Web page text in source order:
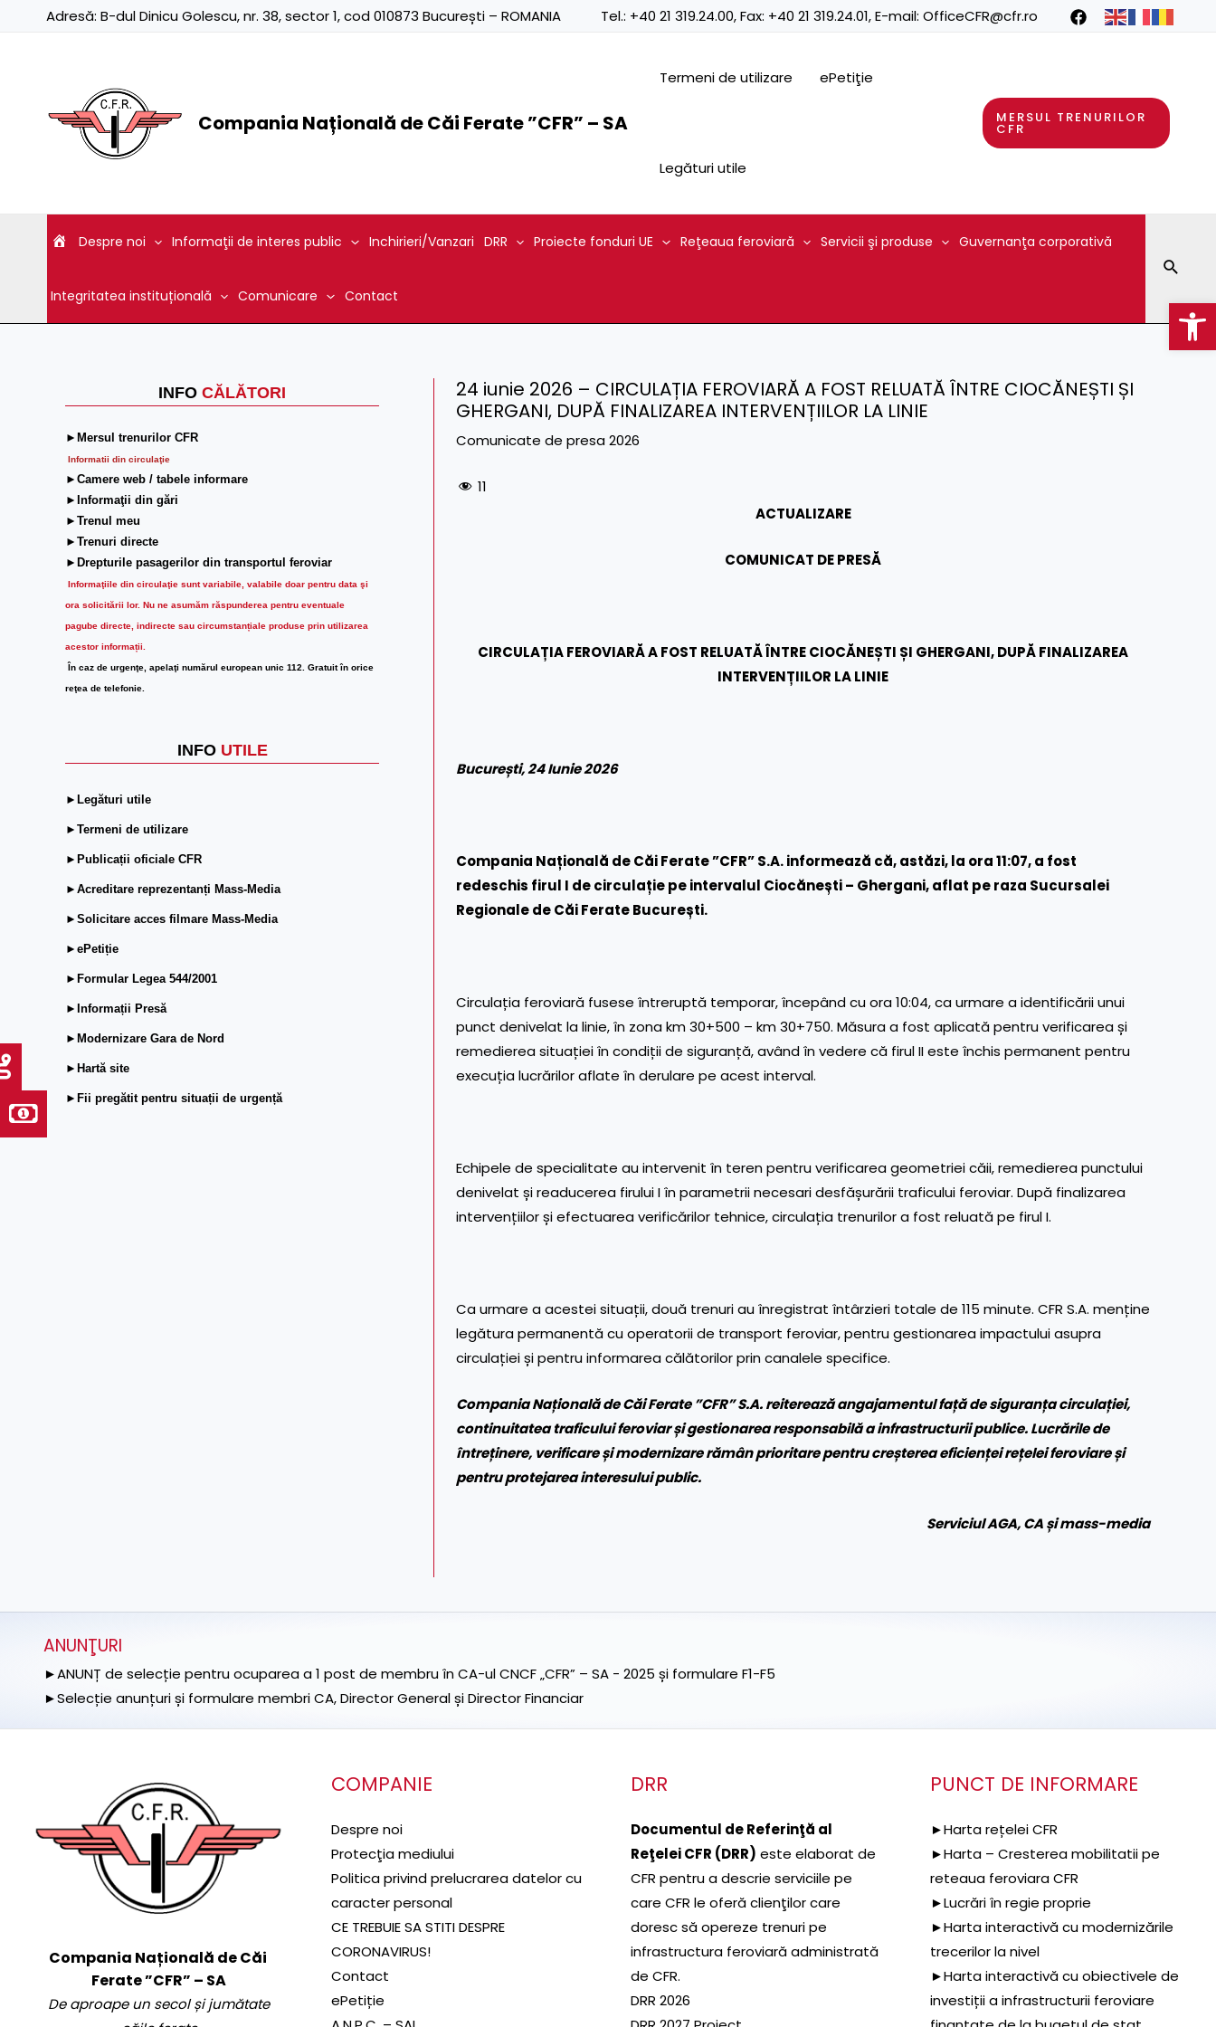
Adresă: B-dul Dinicu Golescu, nr. 38, sector 1, cod 010873 București – ROMANIA Tel.: +40 21 319.24.00, Fax: +40 21 319.24.01, E-mail: OfficeCFR@cfr.ro
Compania Națională de Căi Ferate ”CFR” – SA
Termeni de utilizare ePetiţie
Legături utile
MERSUL TRENURILOR
CFR
Despre noi Informaţii de interes public Inchirieri/Vanzari DRR Proiecte fonduri UE Reţeaua feroviară Servicii şi produse Guvernanţa corporativă
Integritatea instituțională Comunicare Contact
INFO CĂLĂTORI
►Mersul trenurilor CFR
Informatii din circulaţie
►Camere web / tabele informare
►Informaţii din gări
►Trenul meu
►Trenuri directe
►Drepturile pasagerilor din transportul feroviar
Informaţiile din circulaţie sunt variabile, valabile doar pentru data şi
ora solicitării lor. Nu ne asumăm răspunderea pentru eventuale
pagube directe, indirecte sau circumstanțiale produse prin utilizarea
acestor informații.
În caz de urgenţe, apelaţi numărul european unic 112. Gratuit în orice
reţea de telefonie.
INFO UTILE
►Legături utile
►Termeni de utilizare
►Publicații oficiale CFR
►Acreditare reprezentanți Mass-Media
►Solicitare acces filmare Mass-Media
►ePetiție
►Formular Legea 544/2001
►Informații Presă
►Modernizare Gara de Nord
►Hartă site
►Fii pregătit pentru situații de urgență
24 iunie 2026 – CIRCULAȚIA FEROVIARĂ A FOST RELUATĂ ÎNTRE CIOCĂNEȘTI ȘI
GHERGANI, DUPĂ FINALIZAREA INTERVENȚIILOR LA LINIE
Comunicate de presa 2026
11
ACTUALIZARE
COMUNICAT DE PRESĂ
CIRCULAȚIA FEROVIARĂ A FOST RELUATĂ ÎNTRE CIOCĂNEȘTI ȘI GHERGANI, DUPĂ FINALIZAREA
INTERVENȚIILOR LA LINIE
București, 24 Iunie 2026
Compania Națională de Căi Ferate ”CFR” S.A. informează că, astăzi, la ora 11:07, a fost
redeschis firul I de circulație pe intervalul Ciocănești – Ghergani, aflat pe raza Sucursalei
Regionale de Căi Ferate București.
Circulația feroviară fusese întreruptă temporar, începând cu ora 10:04, ca urmare a identificării unui
punct denivelat la linie, în zona km 30+500 – km 30+750. Măsura a fost aplicată pentru verificarea și
remedierea situației în condiții de siguranță, având în vedere că firul II este închis permanent pentru
execuția lucrărilor aflate în derulare pe acest interval.
Echipele de specialitate au intervenit în teren pentru verificarea geometriei căii, remedierea punctului
denivelat și readucerea firului I în parametrii necesari desfășurării traficului feroviar. După finalizarea
intervențiilor și efectuarea verificărilor tehnice, circulația trenurilor a fost reluată pe firul I.
Ca urmare a acestei situații, două trenuri au înregistrat întârzieri totale de 115 minute. CFR S.A. menține
legătura permanentă cu operatorii de transport feroviar, pentru gestionarea impactului asupra
circulației și pentru informarea călătorilor prin canalele specifice.
Compania Națională de Căi Ferate ”CFR” S.A. reiterează angajamentul față de siguranța circulației,
continuitatea traficului feroviar și gestionarea responsabilă a infrastructurii publice. Lucrările de
întreținere, verificare și modernizare rămân prioritare pentru creșterea eficienței rețelei feroviare și
pentru protejarea interesului public.
Serviciul AGA, CA și mass-media
ANUNŢURI
►ANUNȚ de selecție pentru ocuparea a 1 post de membru în CA-ul CNCF „CFR” – SA - 2025 și formulare F1-F5
►Selecție anunțuri și formulare membri CA, Director General și Director Financiar
Compania Națională de Căi
Ferate ”CFR” – SA
De aproape un secol și jumătate
COMPANIE
Despre noi
Protecţia mediului
Politica privind prelucrarea datelor cu
caracter personal
CE TREBUIE SA STITI DESPRE
CORONAVIRUS!
Contact
ePetiție
DRR
Documentul de Referinţă al
Reţelei CFR (DRR) este elaborat de
CFR pentru a descrie serviciile pe
care CFR le oferă clienţilor care
doresc să opereze trenuri pe
infrastructura feroviară administrată
de CFR.
DRR 2026
PUNCT DE INFORMARE
►Harta rețelei CFR
►Harta – Cresterea mobilitatii pe
reteaua feroviara CFR
►Lucrări în regie proprie
►Harta interactivă cu modernizările
trecerilor la nivel
►Harta interactivă cu obiectivele de
investiții a infrastructurii feroviare